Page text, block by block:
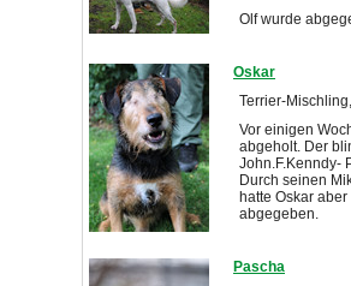
Olf wurde
Oskar
Terrier-
Vor einigen
abgeholt. Der
John.F.Kenndy-
Durch seinen
hatte Oskar
abgegeben.
Pascha